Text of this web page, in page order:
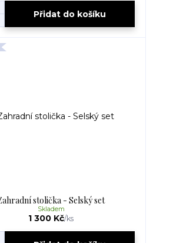
Přidat do košíku
stolička - Selský set
1 300 Kč/ks
Skladem